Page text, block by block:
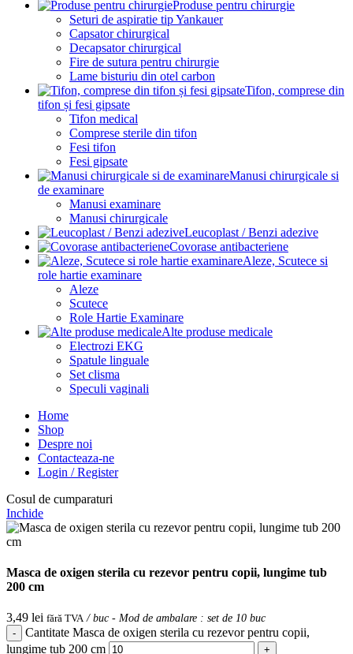
Produse pentru chirurgie
Seturi de aspiratie tip Yankauer
Capsator chirurgical
Decapsator chirurgical
Fire de sutura pentru chirurgie
Lame bisturiu din otel carbon
Tifon, comprese din
tifon și fesi gipsate
Tifon medical
Comprese sterile din tifon
Fesi tifon
Fesi gipsate
Manusi chirurgicale si
de examinare
Manusi examinare
Manusi chirurgicale
Leucoplast / Benzi adezive
Covorase antibacteriene
Aleze, Scutece si
role hartie examinare
Aleze
Scutece
Role Hartie Examinare
Alte produse medicale
Electrozi EKG
Spatule linguale
Set clisma
Speculi vaginali
Home
Shop
Despre noi
Contacteaza-ne
Login / Register
Cosul de cumparaturi
Inchide
Masca de oxigen sterila cu rezevor pentru copii, lungime tub
200 cm
3,49 lei fără TVA/ buc - Mod de ambalare : set de 10 buc
Cantitate Masca de oxigen sterila cu rezevor pentru copii,
lungime tub 200 cm